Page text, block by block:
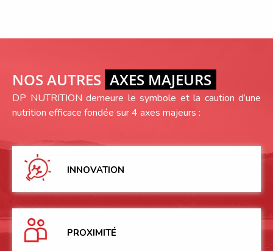
NOS AUTRES AXES MAJEURS
DP NUTRITION demeure le symbole et la caution d’une
nutrition efficace fondée sur 4 axes majeurs :
INNOVATION
PROXIMITÉ